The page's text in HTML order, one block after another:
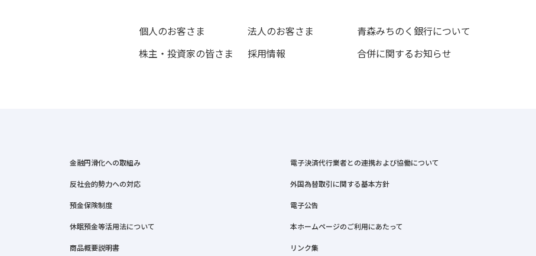
個人のお客さま 法人のお客さま
青森みちのく銀行について
株主・投資家の皆さま
採用情報 合併に関するお知らせ
金融円滑化への取組み
反社会的勢力への対応
預金保険制度
休眠預金等活用法について
商品概要説明書
電子決済代行業者との連携および協働について
外国為替取引に関する基本方針
電子公告
本ホームページのご利用にあたって
リンク集